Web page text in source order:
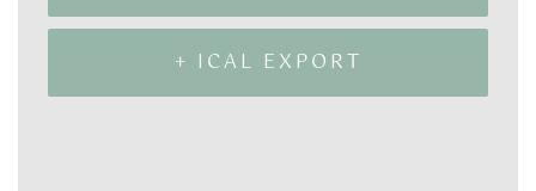
+ ICAL EXPORT